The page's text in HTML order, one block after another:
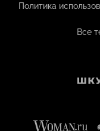
Политика
Все